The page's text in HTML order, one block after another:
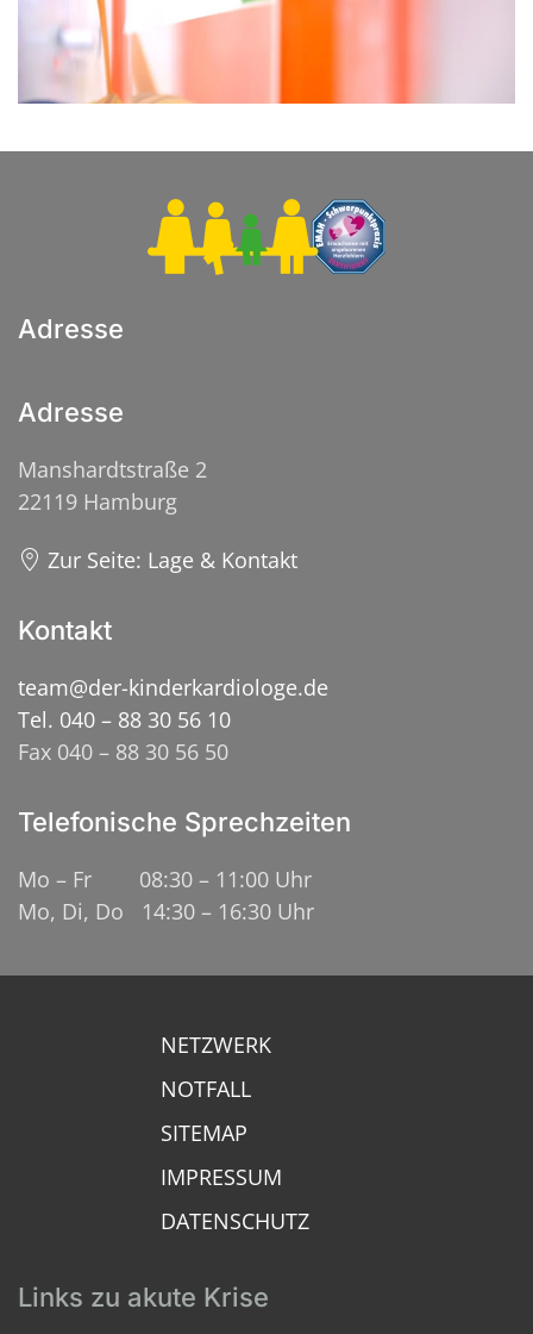
Adresse
Adresse
Manshardtstraße 2
22119 Hamburg
Zur Seite: Lage & Kontakt
Kontakt
team@der-kinderkardiologe.de
Tel. 040 – 88 30 56 10
Fax 040 – 88 30 56 50
Telefonische Sprechzeiten
Mo – Fr 08:30 – 11:00 Uhr
Mo, Di, Do 14:30 – 16:30 Uhr
NETZWERK
NOTFALL
SITEMAP
IMPRESSUM
DATENSCHUTZ
Links zu akute Krise